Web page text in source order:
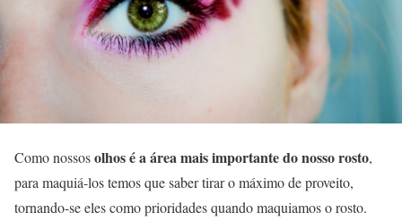
Como nossosolhos é a área mais importante do nosso rosto,
para maquiá-los temos que saber tirar o máximo de proveito,
tornando-se eles como prioridades quando maquiamos o rosto.